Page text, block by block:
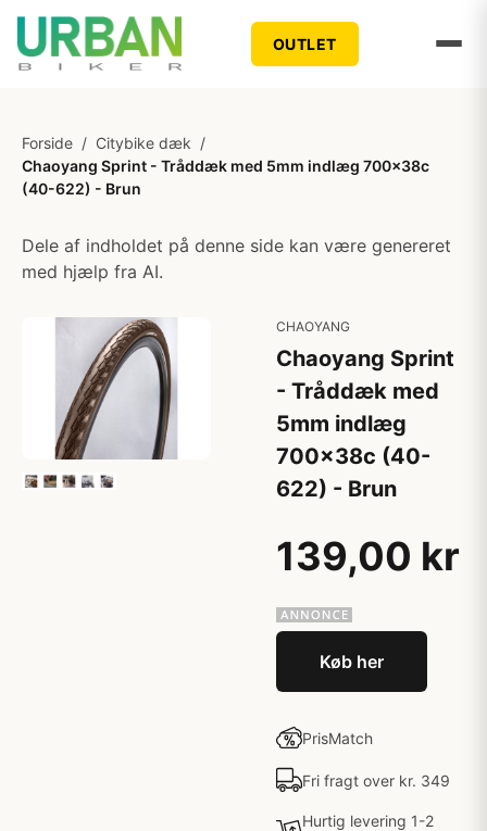
OUTLET
Forside / Citybike dæk /
Chaoyang Sprint - Tråddæk med 5mm indlæg 700x38c
(40-622) - Brun
Dele af indholdet på denne side kan være genereret
med hjælp fra AI.
CHAOYANG
Chaoyang Sprint
- Tråddæk med
5mm indlæg
700x38c (40-
622) - Brun
139,00 kr
Køb her
PrisMatch
Fri fragt over kr. 349
Hurtig levering 1-2